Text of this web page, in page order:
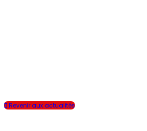
Revenir aux actualités